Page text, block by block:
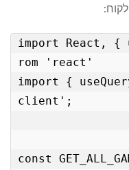
import React, {
rom 'react'
import {
client';
const